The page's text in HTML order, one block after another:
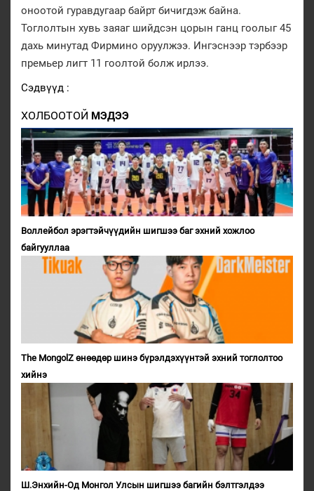
оноотой гуравдугаар байрт бичигдэж байна.
Тоглолтын хувь заяаг шийдсэн цорын ганц гоолыг 45
дахь минутад Фирмино оруулжээ. Ингэснээр тэрбээр
премьер лигт 11 гоолтой болж ирлээ.
Сэдвүүд :
ХОЛБООТОЙ МЭДЭЭ
Воллейбол эрэгтэйчүүдийн шигшээ баг эхний хожлоо
байгууллаа
The MongolZ өнөөдөр шинэ бүрэлдэхүүнтэй эхний тоглолтоо
хийнэ
Ш.Энхийн-Од Монгол Улсын шигшээ багийн бэлтгэлдээ